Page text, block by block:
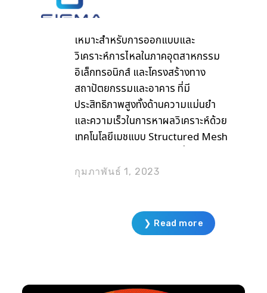
เหมาะสำหรับการออกแบบและ
วิเคราะห์การไหลในภาคอุตสาหกรรม
อิเล็กทรอนิกส์ และโครงสร้างทาง
สถาปัตยกรรมและอาคาร ที่มี
ประสิทธิภาพสูงทั้งด้านความแม่นยำ
และความเร็วในการหาผลวิเคราะห์ด้วย
เทคโนโลยีเมชแบบ Structured Mesh
ใหญ่และมีความซับซ้อนได้อย่างรวดเร็ว
การไหลของระบบปรับอากาศ รวมถึง
การถ่ายเทความร้อนของอุปกรณ์
กุมภาพันธ์ 1, 2023
❯ Read more